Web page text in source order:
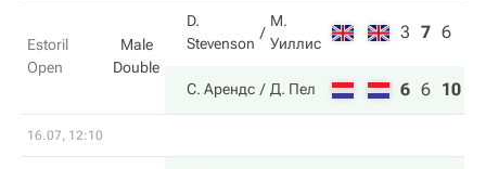
Estoril
Open
Male
Double
D.
Stevenson
М.
Уиллис
3 7 6
С. Арендс Д. Пел 6 6 10
16.07, 12:10